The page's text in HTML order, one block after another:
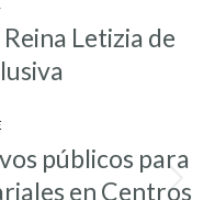
Letizia de
públicos para
en Centros